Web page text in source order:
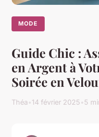
MODE
Guide Chic :
en Argent à
Soirée en
Théa•14 février 2025•5